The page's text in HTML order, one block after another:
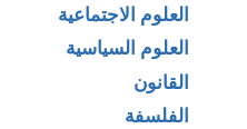
العلوم الاجتماعية
العلوم السياسية
القانون
الفلسفة